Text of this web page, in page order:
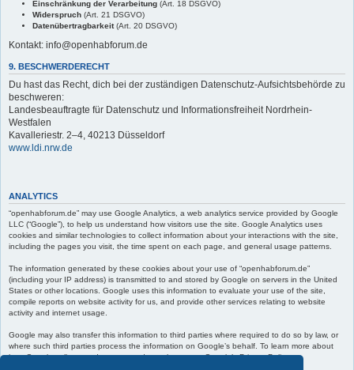
Einschränkung der Verarbeitung (Art. 18 DSGVO)
Widerspruch (Art. 21 DSGVO)
Datenübertragbarkeit(Art. 20 DSGVO)
Kontakt: info@openhabforum.de
9. BESCHWERDERECHT
Du hast das Recht, dich bei der zuständigen Datenschutz-Aufsichtsbehörde zu
beschweren:
Landesbeauftragte für Datenschutz und Informationsfreiheit Nordrhein-
Westfalen
Kavalleriestr. 2–4, 40213 Düsseldorf
www.ldi.nrw.de
ANALYTICS
“openhabforum.de” may use Google Analytics, a web analytics service provided by Google
LLC (“Google”), to help us understand how visitors use the site. Google Analytics uses
cookies and similar technologies to collect information about your interactions with the site,
including the pages you visit, the time spent on each page, and general usage patterns.
The information generated by these cookies about your use of “openhabforum.de”
(including your IP address) is transmitted to and stored by Google on servers in the United
States or other locations. Google uses this information to evaluate your use of the site,
compile reports on website activity for us, and provide other services relating to website
activity and internet usage.
Google may also transfer this information to third parties where required to do so by law, or
where such third parties process the information on Google’s behalf. To learn more about
how Google collects and processes data, please see Google’s Privacy Policy at: